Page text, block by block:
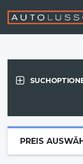
PREIS